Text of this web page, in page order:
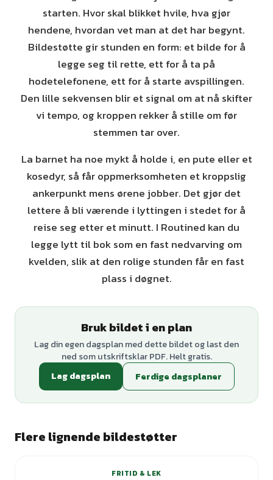
starten. Hvor skal blikket hvile, hva gjør
hendene, hvordan vet man at det har begynt.
Bildestøtte gir stunden en form: et bilde for å
legge seg til rette, ett for å ta på
hodetelefonene, ett for å starte avspillingen.
Den lille sekvensen blir et signal om at nå skifter
vi tempo, og kroppen rekker å stille om før
stemmen tar over.
La barnet ha noe mykt å holde i, en pute eller et
kosedyr, så får oppmerksomheten et kroppslig
ankerpunkt mens ørene jobber. Det gjør det
lettere å bli værende i lyttingen i stedet for å
reise seg etter et minutt. I Routined kan du
legge lytt til bok som en fast nedvarving om
kvelden, slik at den rolige stunden får en fast
plass i døgnet.
Bruk bildet i en plan
Lag din egen dagsplan med dette bildet og last den
ned som utskriftsklar PDF. Helt gratis.
Lag dagsplan
Ferdige dagsplaner
Flere lignende bildestøtter
FRITID & LEK